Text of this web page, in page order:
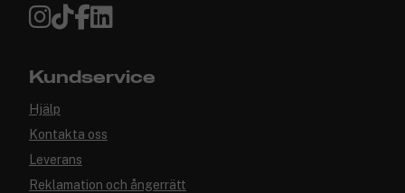
Kundservice
Hjälp
Kontakta oss
Leverans
Reklamation och ångerrätt